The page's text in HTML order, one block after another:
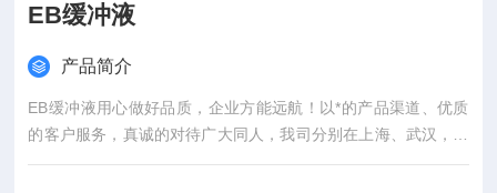
EB缓冲液
产品简介
EB缓冲液用心做好品质，企业方能远航！以*的产品渠道、优质
的客户服务，真诚的对待广大同人，我司分别在上海、武汉，等
城市设有专业实验室，竭诚服务每位科研工作者。